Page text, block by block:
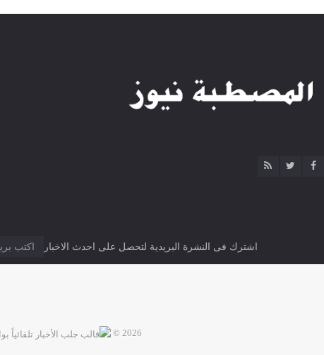
اشترك فى النشرة البريدية لتحصل على احدث الاخبار
2026 ©